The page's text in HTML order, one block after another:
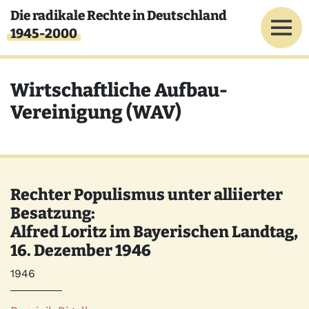
Direkt zum Inhalt
Die radikale Rechte in Deutschland
1945-2000
Wirtschaftliche Aufbau-
Vereinigung (WAV)
Rechter Populismus unter alliierter
Besatzung:
Alfred Loritz im Bayerischen Landtag,
16. Dezember 1946
Jahr
1946